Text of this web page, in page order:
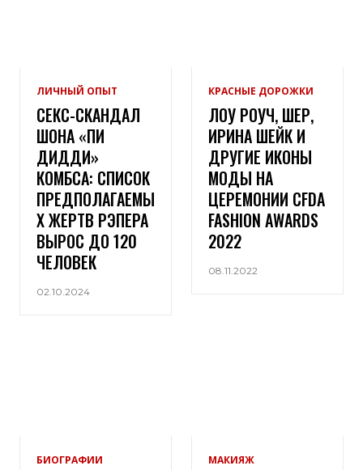
ЛИЧНЫЙ ОПЫТ
СЕКС-СКАНДАЛ
ШОНА «ПИ
ДИДДИ»
КОМБСА: СПИСОК
ПРЕДПОЛАГАЕМЫ
Х ЖЕРТВ РЭПЕРА
ВЫРОС ДО 120
ЧЕЛОВЕК
02.10.2024
КРАСНЫЕ ДОРОЖКИ
ЛОУ РОУЧ, ШЕР,
ИРИНА ШЕЙК И
ДРУГИЕ ИКОНЫ
МОДЫ НА
ЦЕРЕМОНИИ CFDA
FASHION AWARDS
2022
08.11.2022
БИОГРАФИИ МАКИЯЖ